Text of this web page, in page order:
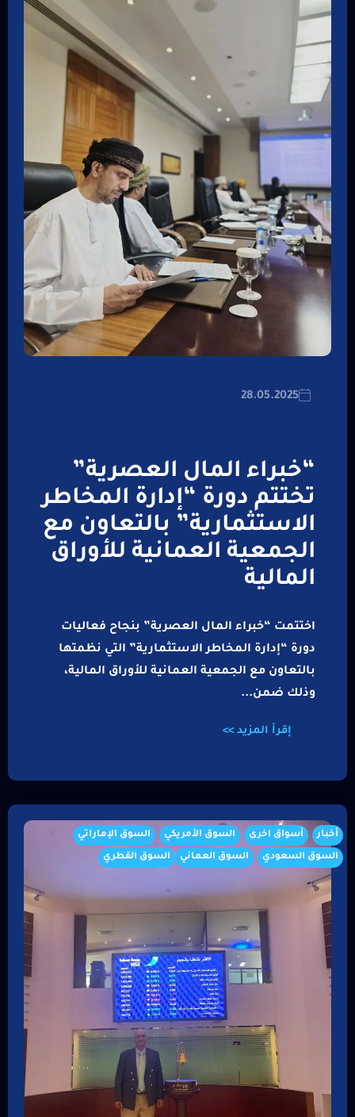
28.05.2025
“خبراء المال العصرية”
تختتم دورة “إدارة المخاطر
الاستثمارية” بالتعاون مع
الجمعية العمانية للأوراق
المالية
اختتمت “خبراء المال العصرية” بنجاح فعاليات
دورة “إدارة المخاطر الاستثمارية” التي نظمتها
بالتعاون مع الجمعية العمانية للأوراق المالية،
وذلك ضمن...
إقرأ المزيد >>
أخبار أسواق اخرى السوق الأمريكي السوق الإماراتي
السوق السعودي السوق العماني السوق القطري